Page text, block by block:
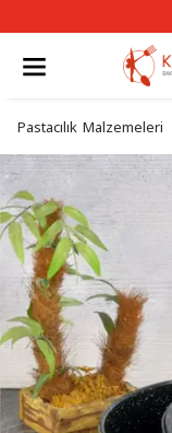
Pastacılık Malzemeleri